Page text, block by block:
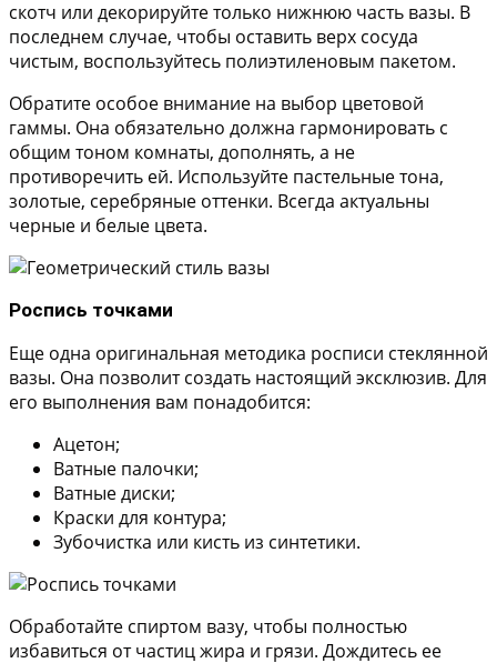
скотч или декорируйте только нижнюю часть вазы. В
последнем случае, чтобы оставить верх сосуда
чистым, воспользуйтесь полиэтиленовым пакетом.
Обратите особое внимание на выбор цветовой
гаммы. Она обязательно должна гармонировать с
общим тоном комнаты, дополнять, а не
противоречить ей. Используйте пастельные тона,
золотые, серебряные оттенки. Всегда актуальны
черные и белые цвета.
Роспись точками
Еще одна оригинальная методика росписи стеклянной
вазы. Она позволит создать настоящий эксклюзив. Для
его выполнения вам понадобится:
Ацетон;
Ватные палочки;
Ватные диски;
Краски для контура;
Зубочистка или кисть из синтетики.
Обработайте спиртом вазу, чтобы полностью
избавиться от частиц жира и грязи. Дождитесь ее